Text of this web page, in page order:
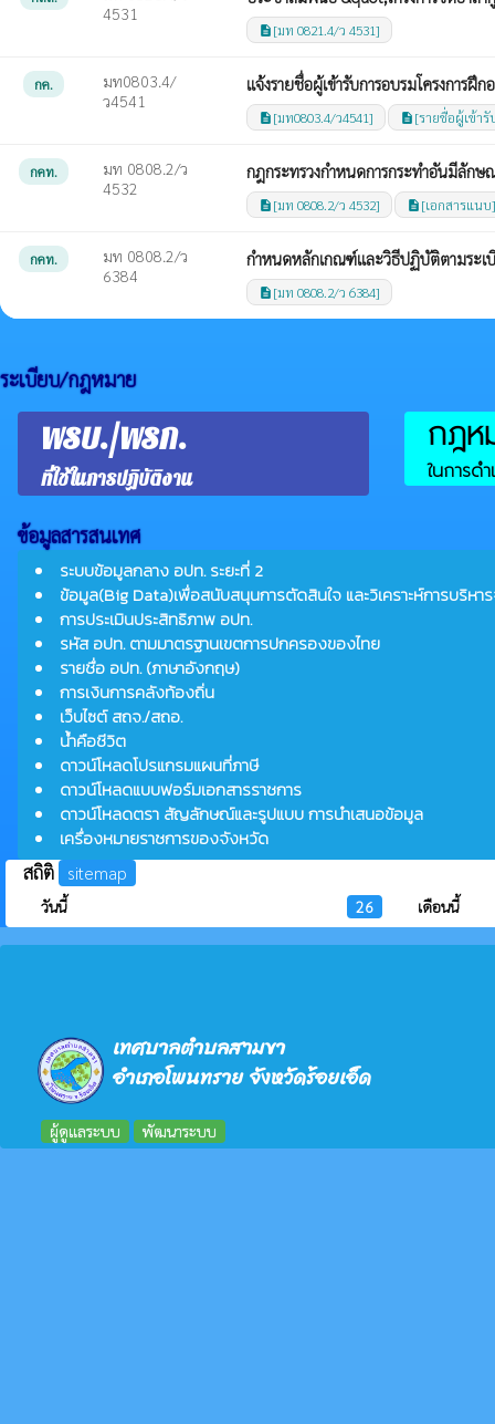
4531
description [มท 0821.4/ว 4531]
กค.
มท0803.4/
ว4541
แจ้งรายชื่อผู้เข้ารับการอบรมโครงการ
description [มท0803.4/ว4541] description [รายชื่อผู้เข้ารั
กคท.
มท 0808.2/ว
4532
กฎกระทรวงกำหนดการกระทำอันมีลักษ
description [มท 0808.2/ว 4532] description [เอกสารแนบ]
กคท.
มท 0808.2/ว
6384
กำหนดหลักเกณฑ์และวิธีปฏิบัติตามระเ
description [มท 0808.2/ว 6384]
ระเบียบ/กฎหมาย
พรบ./พรก.
ที่ใช้ในการปฏิบัติงาน
กฎห
ในการด
ข้อมูลสารสนเทศ
ระบบข้อมูลกลาง อปท. ระยะที่ 2
ข้อมูล(Big Data)เพื่อสนับสนุนการตัดสินใจ และวิเคราะห์การบริห
การประเมินประสิทธิภาพ อปท.
รหัส อปท. ตามมาตรฐานเขตการปกครองของไทย
รายชื่อ อปท. (ภาษาอังกฤษ)
การเงินการคลังท้องถิ่น
เว็บไซต์ สถจ./สถอ.
น้ำคือชีวิต
ดาวน์โหลดโปรแกรมแผนที่ภาษี
ดาวน์โหลดแบบฟอร์มเอกสารราชการ
ดาวน์โหลดตรา สัญลักษณ์และรูปแบบ การนำเสนอข้อมูล
เครื่องหมายราชการของจังหวัด
สถิติ sitemap
วันนี้ 26 เดือนนี้
เทศบาลตำบลสามขา
อำเภอโพนทราย จังหวัดร้อยเอ็ด
ผู้ดูแลระบบ พัฒนาระบบ